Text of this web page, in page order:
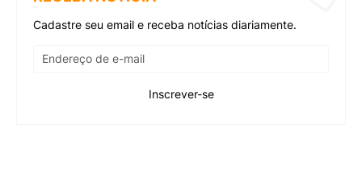
Cadastre seu email e receba notícias diariamente.